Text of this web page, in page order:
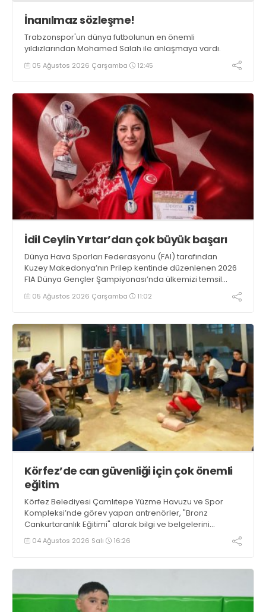
İnanılmaz sözleşme!
Trabzonspor'un dünya futbolunun en önemli
yıldızlarından Mohamed Salah ile anlaşmaya vardı.
05 Ağustos 2026 Çarşamba 12:45
İdil Ceylin Yırtar’dan çok büyük başarı
Dünya Hava Sporları Federasyonu (FAI) tarafından
Kuzey Makedonya’nın Prilep kentinde düzenlenen 2026
F1A Dünya Gençler Şampiyonası’nda ülkemizi temsil
eden millî sporcumuz İdil Ceylin YIRTAR, büyük bir
başarıya imza atarak Dünya ikincisi oldu.
05 Ağustos 2026 Çarşamba 11:02
Körfez’de can güvenliği için çok önemli
eğitim
Körfez Belediyesi Çamlıtepe Yüzme Havuzu ve Spor
Kompleksi’nde görev yapan antrenörler, "Bronz
Cankurtaranlık Eğitimi" alarak bilgi ve belgelerini
tazelediler.
04 Ağustos 2026 Salı 16:26